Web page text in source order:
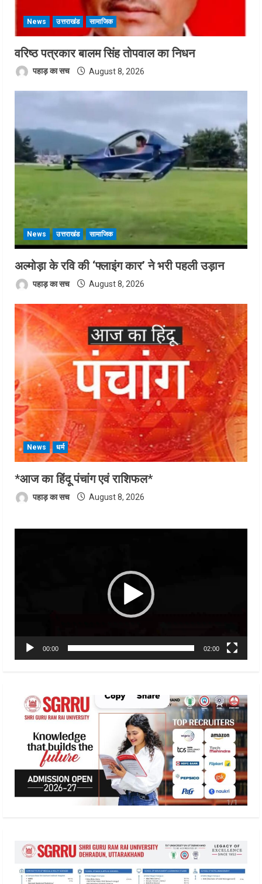
News उत्तराखंड सामाजिक
वरिष्ठ पत्रकार बालम सिंह तोपवाल का निधन
पहाड़ का सच August 8, 2026
News उत्तराखंड सामाजिक
अल्मोड़ा के रवि की ‘फ्लाइंग कार’ ने भरी पहली उड़ान
पहाड़ का सच August 8, 2026
News धर्म
*आज का हिंदू पंचांग एवं राशिफल*
पहाड़ का सच August 8, 2026
00:00 02:00